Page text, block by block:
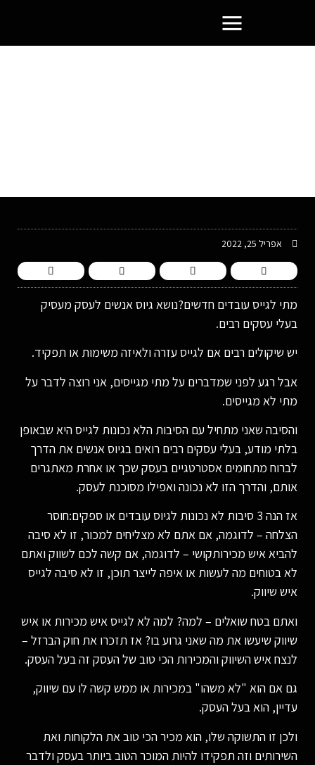
אפריל 25, 2022
מתי לגייס עובדים חדשים?נושא גיוס אנשים לעסק מעסיק
בעלי עסקים רבים.
יש שיקולים רבים אם לגייס עזרה ולאיזה משימות או תפקיד.
אבל רגע לפני שמדברים על מתי מגייסים, אני רוצה לדבר על
מתי לא מגייסים.
והסיבה שאני מתחיל עם הסיבות הלא נכונות לגייס היא שבאופן
בלתי מודע, בעלי עסקים רבים רואים בגיוס אנשים את הדרך
לברוח מתחומים אסטרטגיים בעסק שכך או אחרת מאתגרים
אותם, והדרך הזו לא נכונה ואפילו מסוכנת לעסק.
אז הנה 3 סיבות לא נכונות לגיוס עובדים או ספקים:חוסר
הצלחה – לדוגמה, אם אתם לא מצליחים למכור, זו לא סיבה
להביא איש מכירותקושי – לדוגמה, אם קשה לכם לשווק ואתם
לא בטוחים מה לעשות או איפה לייצר תוכן, זו לא סיבה לגייס
איש שיווק.
ואתם בטח שואלים – למה? למה לא לגייס איש מכירות או איש
שיווק שיעשו את מה שאני גרוע בו? אז תזכרו את חוק הברזל –
לנצח איש השיווק והמכירות הכי טוב של העסק זה בעל העסק.
גם אם הוא "לא משהו" במכירות או ממש קשה לו עם שיווק,
עדיין, הוא בעל העסק.
ולכן זו התשוקה שלו, הוא מכיר הכי טוב את הלקוחות ואת
השירותים וזה תפקידו להיות המוכר הטוב ביותר בעסק ולדבר